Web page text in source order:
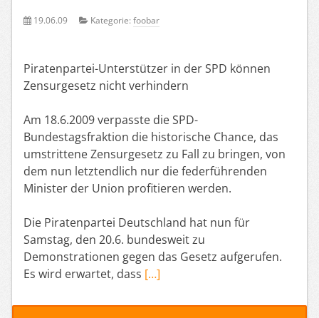
19.06.09 Kategorie: foobar
Piratenpartei-Unterstützer in der SPD können
Zensurgesetz nicht verhindern
Am 18.6.2009 verpasste die SPD-
Bundestagsfraktion die historische Chance, das
umstrittene Zensurgesetz zu Fall zu bringen, von
dem nun letztendlich nur die federführenden
Minister der Union profitieren werden.
Die Piratenpartei Deutschland hat nun für
Samstag, den 20.6. bundesweit zu
Demonstrationen gegen das Gesetz aufgerufen.
Es wird erwartet, dass […]